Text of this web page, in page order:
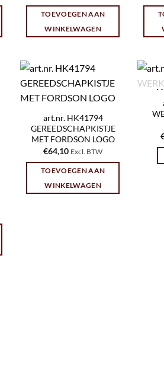
TOEVOEGEN AAN
WINKELWAGEN
art.nr. HK41794
GEREEDSCHAPKISTJE
MET FORDSON LOGO
€64,10 Excl. BTW
TOEVOEGEN AAN
WINKELWAGEN